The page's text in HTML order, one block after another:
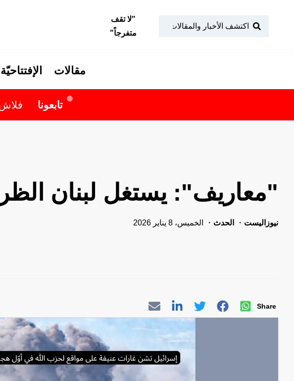
"لا تقف
متفرجاً"
مقالات الإفتتاحيّة
فلاش نيوز
"معاريف": يستغل لبنان
نيوزاليست الحدث الخميس، 8 يناير 2026
Share